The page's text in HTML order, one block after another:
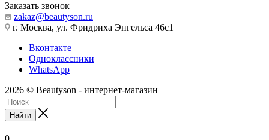
Заказать звонок
zakaz@beautyson.ru
г. Москва, ул. Фридриха Энгельса 46с1
Вконтакте
Одноклассники
WhatsApp
2026 © Beautyson - интернет-магазин
Найти